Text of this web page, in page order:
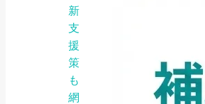
新
支
援
策
も
網